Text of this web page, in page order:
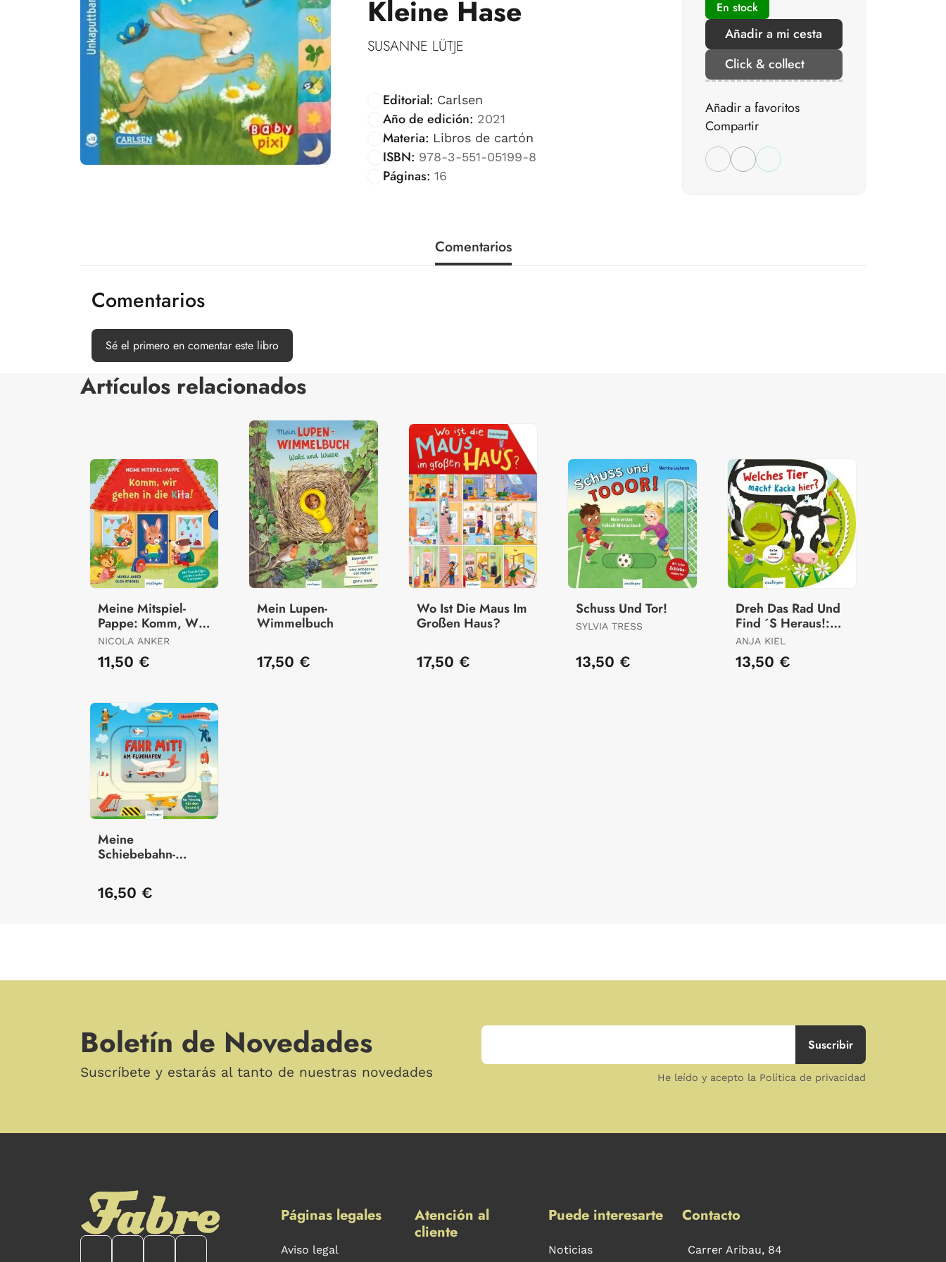
Kleine Hase
SUSANNE LÜTJE
Editorial: Carlsen
Año de edición: 2021
Materia: Libros de cartón
ISBN: 978-3-551-05199-8
Páginas: 16
En stock
Añadir a mi cesta
Click & collect
Añadir a favoritos
Compartir
Comentarios
Comentarios
Sé el primero en comentar este libro
Artículos relacionados
Meine Mitspiel-
Pappe: Komm, Wir
Gehen In Die Kita!
NICOLA ANKER
11,50 €
Mein Lupen-
Wimmelbuch
17,50 €
Wo Ist Die Maus Im
Großen Haus?
17,50 €
Schuss Und Tor!
SYLVIA TRESS
13,50 €
Dreh Das Rad Und
Find ´S Heraus!:
Welches Tier
Macht Kacka Hier?
ANJA KIEL
13,50 €
Meine
Schiebebahn-
Am Flughafen
16,50 €
Boletín de Novedades
Suscríbete y estarás al tanto de nuestras novedades He leído y acepto la Política de privacidad
Páginas legales
Aviso legal
Atención al
cliente
Puede interesarte
Noticias
Contacto
Carrer Aribau, 84